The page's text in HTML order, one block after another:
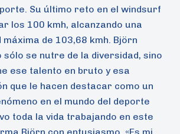
Su último reto en el windsurf
los 100 kmh, alcanzando una
máxima de 103,68 kmh. Björn
sólo se nutre de la diversidad, sino
ese talento en bruto y esa
que le hacen destacar como un
en el mundo del deporte
toda la vida trabajando en este